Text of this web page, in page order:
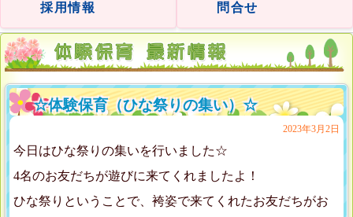
採用情報 問合せ
☆体験保育（ひな祭りの集い）☆
2023年3月2日
今日はひな祭りの集いを行いました☆
4名のお友だちが遊びに来てくれましたよ！
ひな祭りということで、袴姿で来てくれたお友だちがお